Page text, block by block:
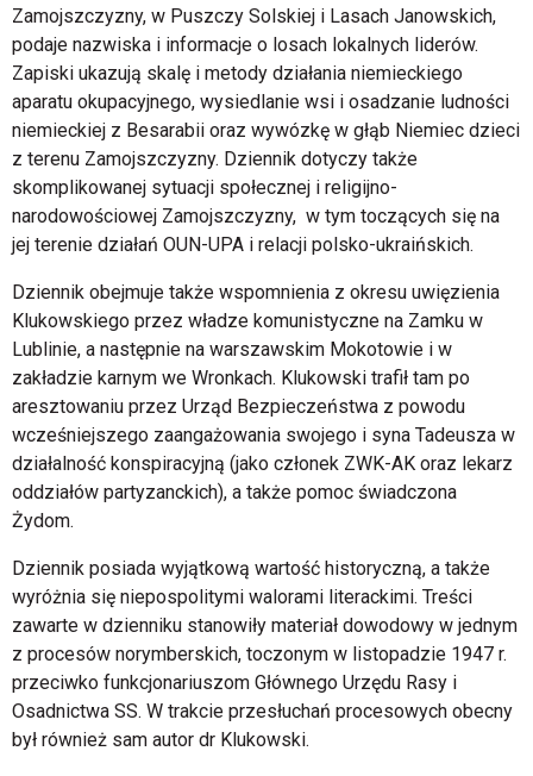
Zamojszczyzny, w Puszczy Solskiej i Lasach Janowskich,
podaje nazwiska i informacje o losach lokalnych liderów.
Zapiski ukazują skalę i metody działania niemieckiego
aparatu okupacyjnego, wysiedlanie wsi i osadzanie ludności
niemieckiej z Besarabii oraz wywózkę w głąb Niemiec dzieci
z terenu Zamojszczyzny. Dziennik dotyczy także
skomplikowanej sytuacji społecznej i religijno-
narodowościowej Zamojszczyzny, w tym toczących się na
jej terenie działań OUN-UPA i relacji polsko-ukraińskich.
Dziennik obejmuje także wspomnienia z okresu uwięzienia
Klukowskiego przez władze komunistyczne na Zamku w
Lublinie, a następnie na warszawskim Mokotowie i w
zakładzie karnym we Wronkach. Klukowski trafił tam po
aresztowaniu przez Urząd Bezpieczeństwa z powodu
wcześniejszego zaangażowania swojego i syna Tadeusza w
działalność konspiracyjną (jako członek ZWK-AK oraz lekarz
oddziałów partyzanckich), a także pomoc świadczona
Żydom.
Dziennik posiada wyjątkową wartość historyczną, a także
wyróżnia się niepospolitymi walorami literackimi. Treści
zawarte w dzienniku stanowiły materiał dowodowy w jednym
z procesów norymberskich, toczonym w listopadzie 1947 r.
przeciwko funkcjonariuszom Głównego Urzędu Rasy i
Osadnictwa SS. W trakcie przesłuchań procesowych obecny
był również sam autor dr Klukowski.